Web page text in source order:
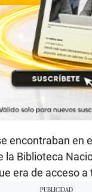
encontraban en
la Biblioteca
era de acceso